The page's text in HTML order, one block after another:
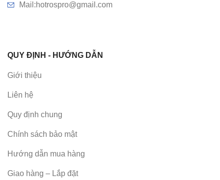
Mail:hotrospro@gmail.com
QUY ĐỊNH - HƯỚNG DẪN
Giới thiệu
Liên hệ
Quy định chung
Chính sách bảo mật
Hướng dẫn mua hàng
Giao hàng – Lắp đặt